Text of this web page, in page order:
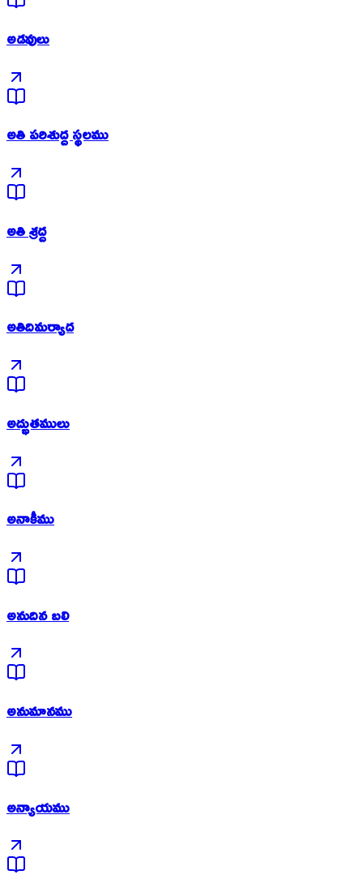
అడవులు
అతి పరిశుద్ద స్థలము
అతి శ్రద్ద
అతిదిమర్యాద
అద్భుతములు
అనాకీము
అనుదిన బలి
అనుమానము
అన్యాయము